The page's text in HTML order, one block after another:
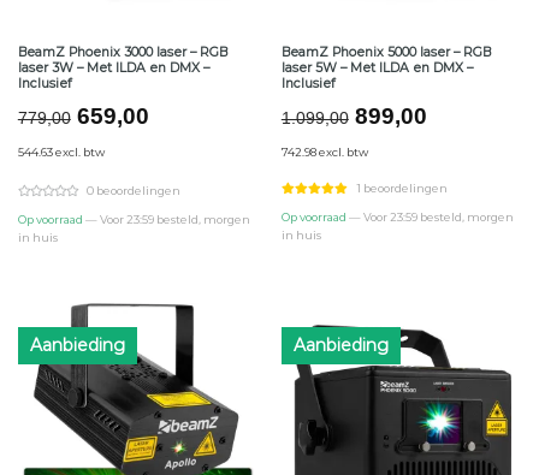
BeamZ Phoenix 3000 laser – RGB
laser 3W – Met ILDA en DMX –
Inclusief
779,00 Oorspronkelijke
was:
€779,00.
659,00Huidige
€659,00.
544.63 excl. btw
0 beoordelingen
Op voorraad — Voor 23:59 besteld, morgen
in huis
BeamZ Phoenix 5000 laser – RGB
laser 5W – Met ILDA en DMX –
Inclusief
1.099,00 Oorspronkelijke
was:
€1.099,00.
899,00Huidige
€899,00.
742.98 excl. btw
1 beoordelingen
Op voorraad — Voor 23:59 besteld, morgen
in huis
Aanbieding Aanbieding